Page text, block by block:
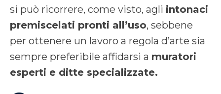
si può ricorrere, come visto, agli intonaci
premiscelati pronti all’uso, sebbene
per ottenere un lavoro a regola d’arte sia
sempre preferibile affidarsi a muratori
esperti e ditte specializzate.